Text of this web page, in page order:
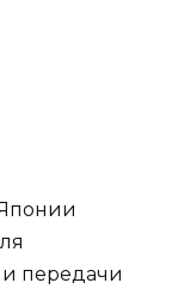
передачи